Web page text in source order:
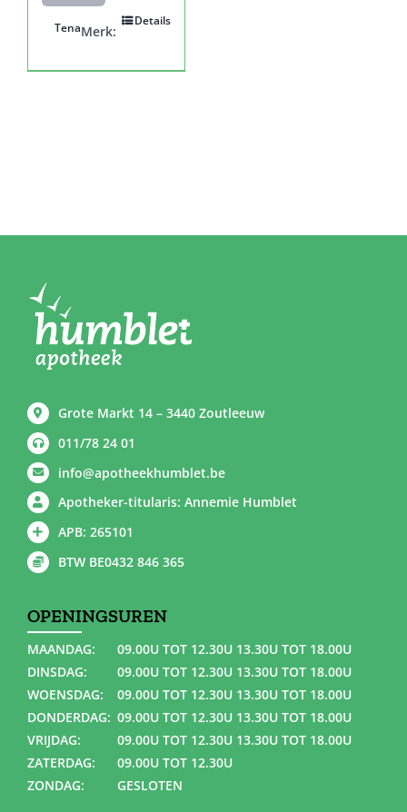
Details
Merk:
Tena
Grote Markt 14 – 3440 Zoutleeuw
011/78 24 01
info@apotheekhumblet.be
Apotheker-titularis: Annemie Humblet
APB: 265101
BTW BE0432 846 365
OPENINGSUREN
MAANDAG:
09.00U TOT 12.30U 13.30U TOT 18.00U
DINSDAG:
09.00U TOT 12.30U 13.30U TOT 18.00U
WOENSDAG:
09.00U TOT 12.30U 13.30U TOT 18.00U
DONDERDAG: 09.00U TOT 12.30U 13.30U TOT 18.00U
VRIJDAG:
09.00U TOT 12.30U 13.30U TOT 18.00U
ZATERDAG:
09.00U TOT 12.30U
ZONDAG:
GESLOTEN